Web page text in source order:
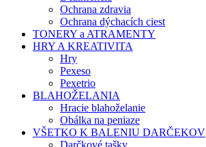
Ochrana zdravia
Ochrana dýchacích ciest
TONERY a ATRAMENTY
HRY A KREATIVITA
Hry
Pexeso
Pexetrio
BLAHOŽELANIA
Hracie blahoželanie
Obálka na peniaze
VŠETKO K BALENIU DARČEKOV
Darčkové tašky